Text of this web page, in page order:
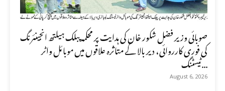
صوبائی وزیر فضل شکور خان کی ہدایت پر محکمہ پبلک ہیلتھ انجینئرنگ
کی فوری کارروائی، دیر بالا کے متاثرہ علاقوں میں موبائل واٹر
ٹیسٹنگ...
August 6, 2026